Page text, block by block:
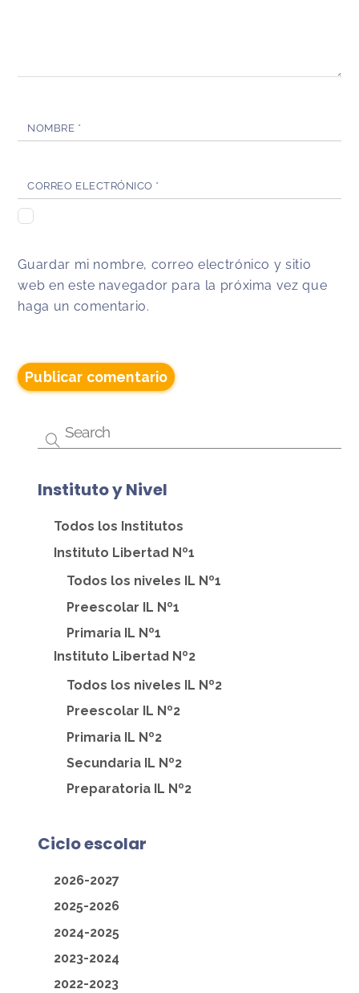
NOMBRE *
CORREO ELECTRÓNICO *
Guardar mi nombre, correo electrónico y sitio
web en este navegador para la próxima vez que
haga un comentario.
Instituto y Nivel
Todos los Institutos
Instituto Libertad Nº1
Todos los niveles IL Nº1
Preescolar IL Nº1
Primaria IL Nº1
Instituto Libertad Nº2
Todos los niveles IL Nº2
Preescolar IL Nº2
Primaria IL Nº2
Secundaria IL Nº2
Preparatoria IL Nº2
Ciclo escolar
2026-2027
2025-2026
2024-2025
2023-2024
2022-2023